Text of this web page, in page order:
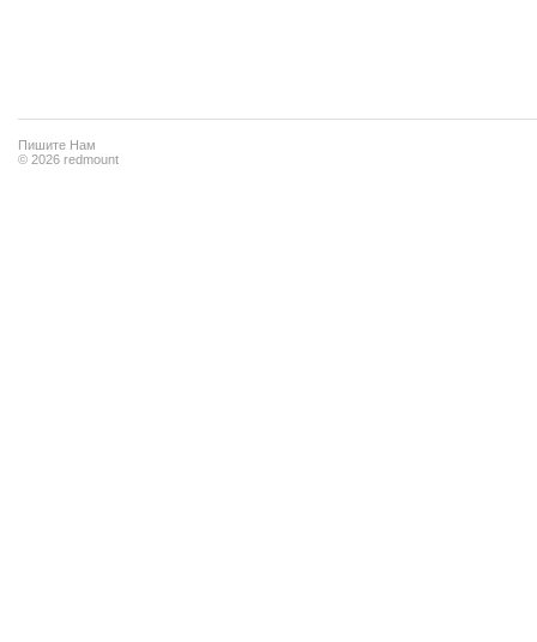
Пишите Нам
© 2026 redmount